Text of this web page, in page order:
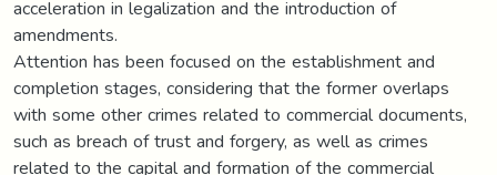
acceleration in legalization and the introduction of
amendments.
Attention has been focused on the establishment and
completion stages, considering that the former overlaps
with some other crimes related to commercial documents,
such as breach of trust and forgery, as well as crimes
related to the capital and formation of the commercial